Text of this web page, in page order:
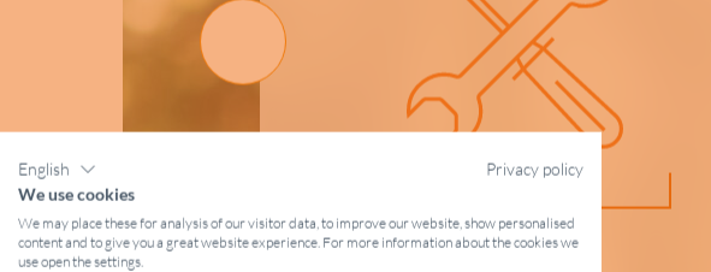
English
Privacy policy
We use cookies
We may place these for analysis of our visitor data, to improve our website, show personalised
content and to give you a great website experience. For more information about the cookies we
use open the settings.